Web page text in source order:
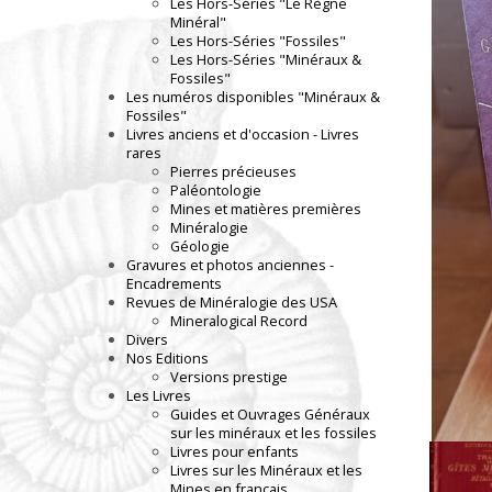
Minéral"
Les Hors-Séries "Fossiles"
Les Hors-Séries "Minéraux &
Fossiles"
Les numéros disponibles "Minéraux &
Fossiles"
Livres anciens et d'occasion - Livres
rares
Pierres précieuses
Paléontologie
Mines et matières premières
Minéralogie
Géologie
Gravures et photos anciennes -
Encadrements
Revues de Minéralogie des USA
Mineralogical Record
Divers
Nos Editions
Versions prestige
Les Livres
Guides et Ouvrages Généraux
sur les minéraux et les fossiles
Livres pour enfants
Livres sur les Minéraux et les